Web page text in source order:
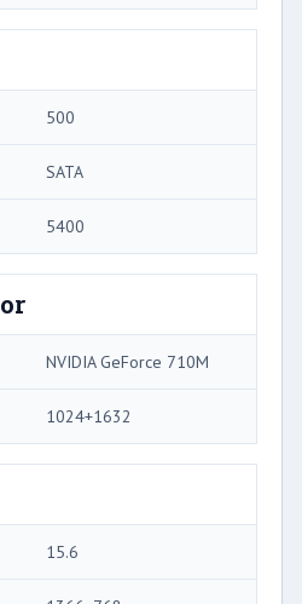
500
SATA
5400
NVIDIA GeForce 710M
1024+1632
15.6